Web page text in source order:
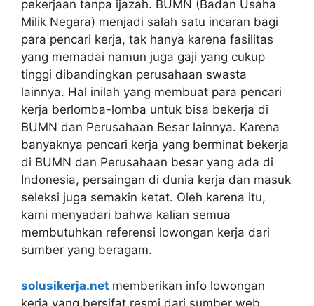
pekerjaan tanpa ijazah. BUMN (Badan Usaha
Milik Negara) menjadi salah satu incaran bagi
para pencari kerja, tak hanya karena fasilitas
yang memadai namun juga gaji yang cukup
tinggi dibandingkan perusahaan swasta
lainnya. Hal inilah yang membuat para pencari
kerja berlomba-lomba untuk bisa bekerja di
BUMN dan Perusahaan Besar lainnya. Karena
banyaknya pencari kerja yang berminat bekerja
di BUMN dan Perusahaan besar yang ada di
Indonesia, persaingan di dunia kerja dan masuk
seleksi juga semakin ketat. Oleh karena itu,
kami menyadari bahwa kalian semua
membutuhkan referensi lowongan kerja dari
sumber yang beragam.
solusikerja.net memberikan info lowongan
kerja yang bersifat resmi dari sumber web